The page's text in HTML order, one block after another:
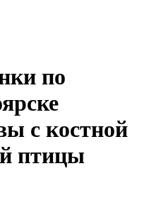
по
с костной
птицы